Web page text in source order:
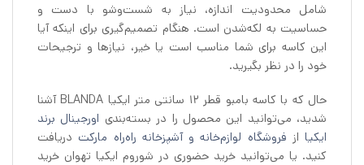
شامل محدودیت اندازه، نیاز به شست‌وشو با دست و
حساسیت به لکه‌شدن است. هنگام تصمیم‌گیری برای اینکه آیا
این کاسه برای شما مناسب است یا خیر، نیازها و ترجیحات
خود را در نظر بگیرید.
حال که با کاسه بامبو قطر 12 سانتی متر ایکیا BLANDA آشنا
شدید، می‌توانید این محصول را در بسته‌بندی اورجینال برند
ایکیا از فروشگاه لوازم‌خانه و آشپزخانه راه‌راه مارکت دریافت
کنید. یا می‌توانید خرید حضوری در شوروم ایکیا تهوان خرید